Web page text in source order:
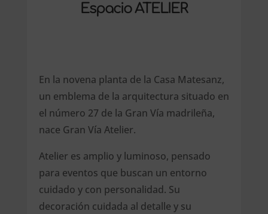
Espacio ATELIER
En la novena planta de la Casa Matesanz,
un emblema de la arquitectura situado en
el número 27 de la Gran Vía madrileña,
nace Gran Vía Atelier.
Atelier es amplio y luminoso, pensado
para eventos que buscan un entorno
cuidado y con personalidad. Su
decoración cuidada al detalle y su